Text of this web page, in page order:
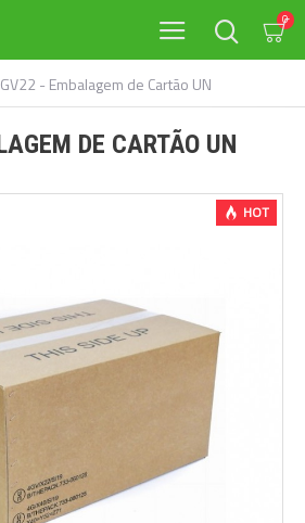
0
- Embalagem de Cartão UN
DE CARTÃO UN
HOT